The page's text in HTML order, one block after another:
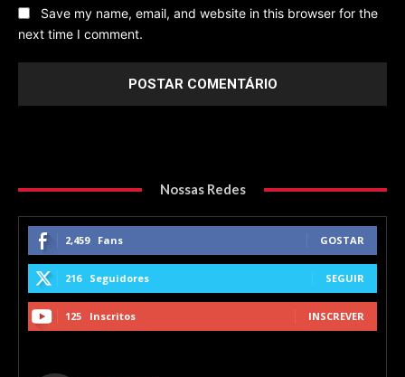
Save my name, email, and website in this browser for the
next time I comment.
Nossas Redes
2,459 Fans GOSTAR
216 Seguidores SEGUIR
125 Inscritos INSCREVER